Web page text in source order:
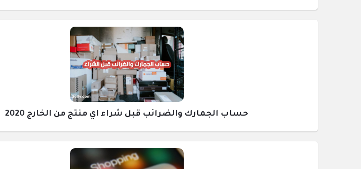
حساب الجمارك والضرائب قبل شراء اي منتج من الخارج 2020